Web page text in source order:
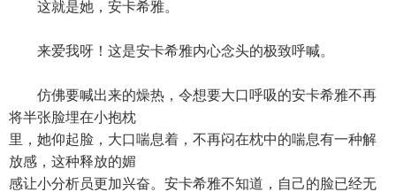
这就是她，安卡希雅。
来爱我呀！这是安卡希雅内心念头的极致呼喊。
仿佛要喊出来的燥热，令想要大口呼吸的安卡希雅不再
将半张脸埋在小抱枕
里，她仰起脸，大口喘息着，不再闷在枕中的喘息有一种解
放感，这种释放的媚
感让小分析员更加兴奋。安卡希雅不知道，自己的脸已经无